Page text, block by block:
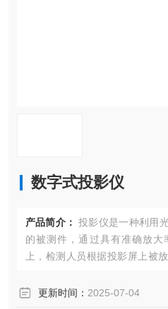
数字式投影仪
产品简介： 投影仪是一种利用
的被测件，通过具有准确放
上，检测人员根据投影屏上被
密仪器，应用领域非常广泛。
更新时间： 2025-07-04